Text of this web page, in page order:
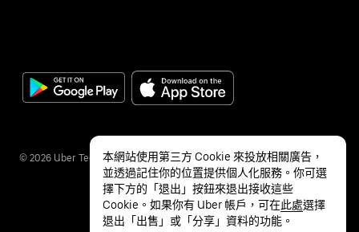
© 2026 Uber Technologies Inc.
本網站使用第三方 Cookie 來投放相關廣告，
並透過記住你的位置提供個人化服務。你可選
擇下方的「退出」按鈕來退出接收這些
Cookie。如果你有 Uber 帳戶，可在此處選擇
退出「出售」或「分享」資料的功能。